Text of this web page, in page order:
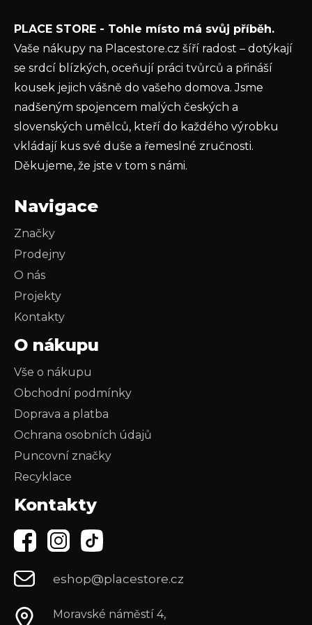
ochrany osobních údajů
PŘIHLÁSIT SE
PLACE STORE - Tohle místo má svůj příběh.
Vaše nákupy na Placestore.cz šíří radost – dotýkají
se srdcí blízkých, oceňují práci tvůrců a přináší
kousek jejich vášně do vašeho domova. Jsme
nadšeným spojencem malých českých a
slovenských umělců, kteří do každého výrobku
vkládají kus své duše a řemeslné zručnosti.
Děkujeme, že jste v tom s námi.
Navigace
Značky
Prodejny
O nás
Projekty
Kontakty
O nákupu
Vše o nákupu
Obchodní podmínky
Doprava a platba
Ochrana osobních údajů
Puncovní značky
Recyklace
Kontakty
eshop@placestore.cz
Moravské náměstí 4,